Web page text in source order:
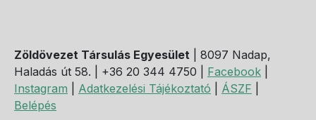
Zöldövezet Társulás Egyesület | 8097 Nadap,
Haladás út 58. | +36 20 344 4750 | Facebook
Instagram
Adatkezelési Tájékoztató ÁSZF
Belépés